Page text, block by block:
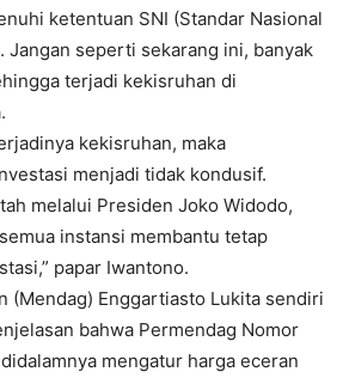
ketentuan SNI (Standar Nasional
Jangan seperti sekarang ini, banyak
terjadi kekisruhan di
kekisruhan, maka
menjadi tidak kondusif.
melalui Presiden Joko Widodo,
instansi membantu tetap
papar Iwantono.
(Mendag) Enggartiasto Lukita sendiri
bahwa Permendag Nomor
mengatur harga eceran